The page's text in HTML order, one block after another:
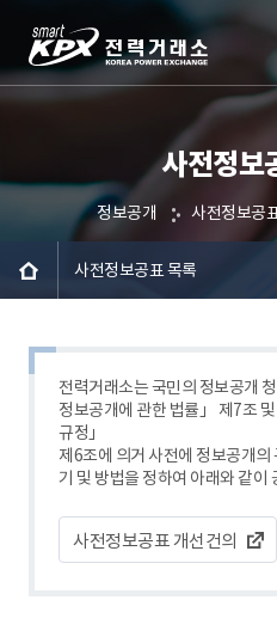
사전정보
정보공개 사전정보공
사전정보공표 목록
전력거래소는 국민의 정보공개
정보공개에 관한 법률」 제7조
규정」
제6조에 의거 사전에 정보공개의
기 및 방법을 정하여 아래와 같이
사전정보공표 개선건의